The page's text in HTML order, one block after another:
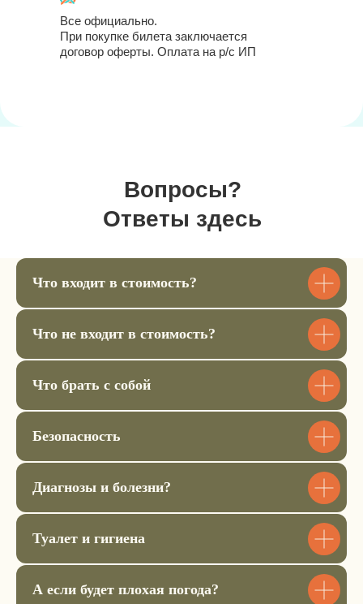
Все официально.
При покупке билета заключается
договор оферты. Оплата на р/с ИП
Вопросы?
Ответы здесь
Что входит в стоимость?
Что не входит в стоимость?
Что брать с собой
Безопасность
Диагнозы и болезни?
Туалет и гигиена
А если будет плохая погода?
Затем вы сможете оплатить билеты.
Мы с вами свяжемся для уточнения
деталей мероприятия.
Купить билет
Аренда спальника
1.200 ₽
900 ₽
Билет для ребенка 12-15 лет
22.500 ₽
Купить билет